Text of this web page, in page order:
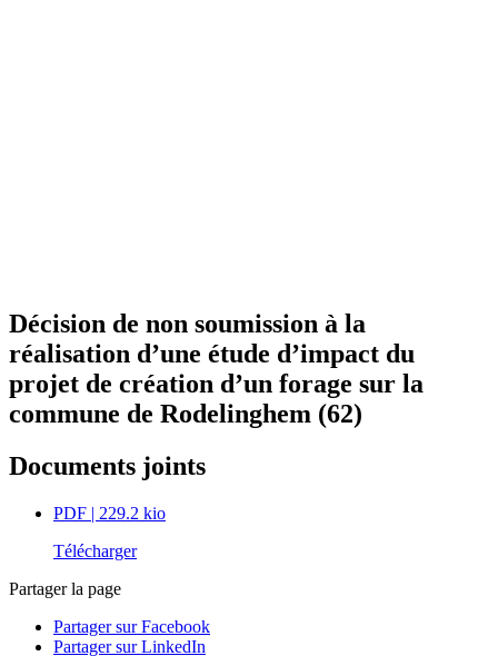
Décision de non soumission à la
réalisation d’une étude d’impact du
projet de création d’un forage sur la
commune de Rodelinghem (62)
Documents joints
PDF | 229.2 kio
Télécharger
Partager la page
Partager sur Facebook
Partager sur LinkedIn